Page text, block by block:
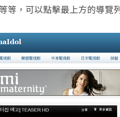
等，可以點擊最上方的導覽